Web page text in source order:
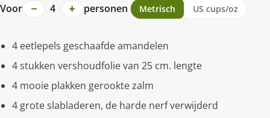
Voor − 4 + personen Metrisch US cups/oz
4 eetlepels geschaafde amandelen
4 stukken vershoudfolie van 25 cm. lengte
4 mooie plakken gerookte zalm
4 grote slabladeren, de harde nerf verwijderd